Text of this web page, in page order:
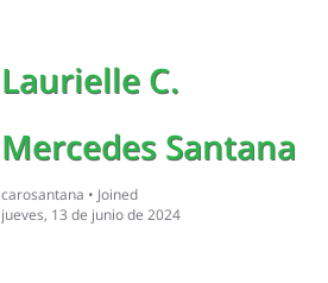
Laurielle C.
Mercedes Santana
carosantana • Joined
jueves, 13 de junio de 2024